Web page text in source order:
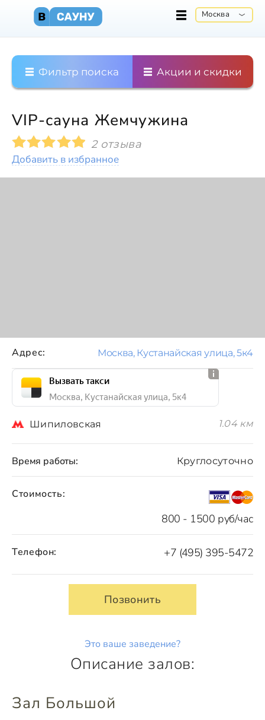
Москва
Фильтр поиска Акции и скидки
VIP-сауна Жемчужина
2 отзыва
Добавить в избранное
Стоимость:
800 - 1500 руб/час
Время работы: Круглосуточно
Телефон: +7 (495) 395-5472
Позвонить
Это ваше заведение?
Адрес: Москва, Кустанайская улица, 5к4
Вызвать такси
Москва, Кустанайская улица, 5к4
Шипиловская 1.04 км
Описание залов:
Зал Большой